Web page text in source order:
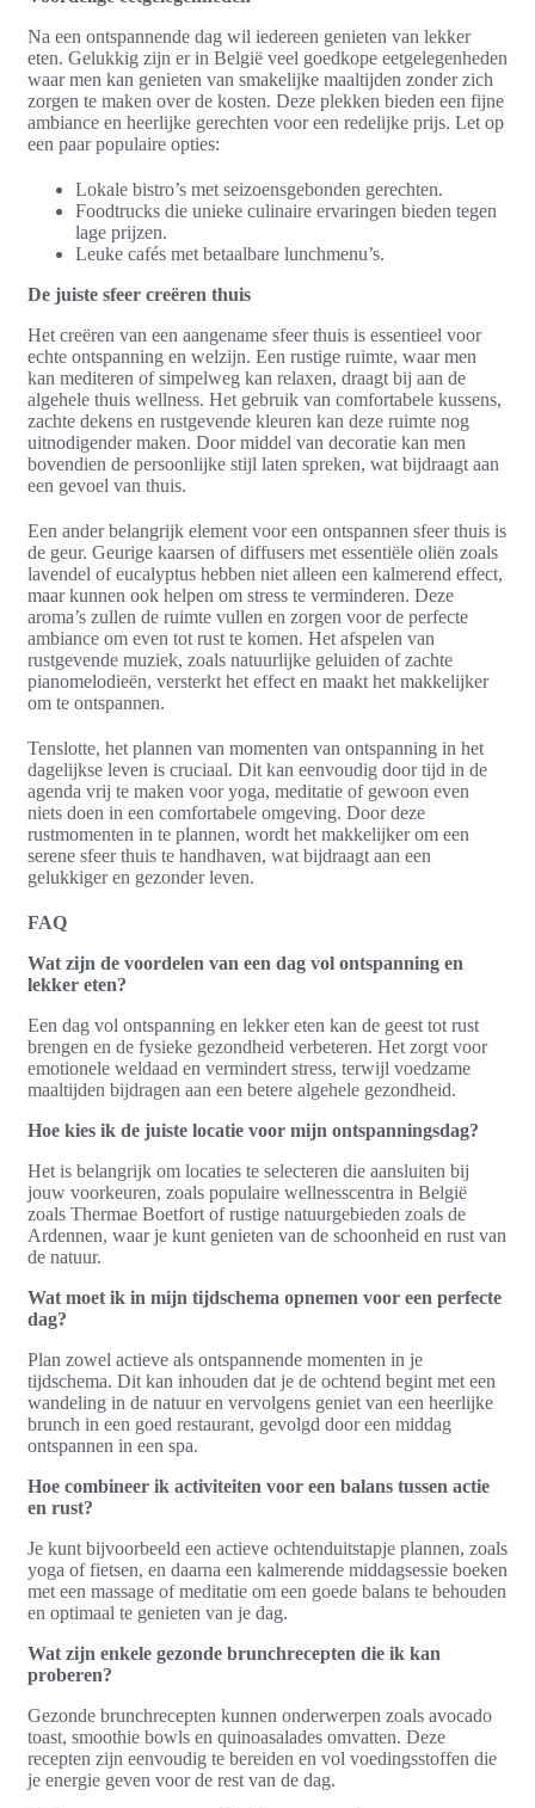
Na een ontspannende dag wil iedereen genieten van lekker
eten. Gelukkig zijn er in België veel goedkope eetgelegenheden
waar men kan genieten van smakelijke maaltijden zonder zich
zorgen te maken over de kosten. Deze plekken bieden een fijne
ambiance en heerlijke gerechten voor een redelijke prijs. Let op
een paar populaire opties:
Lokale bistro’s met seizoensgebonden gerechten.
Foodtrucks die unieke culinaire ervaringen bieden tegen
lage prijzen.
Leuke cafés met betaalbare lunchmenu’s.
De juiste sfeer creëren thuis
Het creëren van een aangename sfeer thuis is essentieel voor
echte ontspanning en welzijn. Een rustige ruimte, waar men
kan mediteren of simpelweg kan relaxen, draagt bij aan de
algehele thuis wellness. Het gebruik van comfortabele kussens,
zachte dekens en rustgevende kleuren kan deze ruimte nog
uitnodigender maken. Door middel van decoratie kan men
bovendien de persoonlijke stijl laten spreken, wat bijdraagt aan
een gevoel van thuis.
Een ander belangrijk element voor een ontspannen sfeer thuis is
de geur. Geurige kaarsen of diffusers met essentiële oliën zoals
lavendel of eucalyptus hebben niet alleen een kalmerend effect,
maar kunnen ook helpen om stress te verminderen. Deze
aroma’s zullen de ruimte vullen en zorgen voor de perfecte
ambiance om even tot rust te komen. Het afspelen van
rustgevende muziek, zoals natuurlijke geluiden of zachte
pianomelodieën, versterkt het effect en maakt het makkelijker
om te ontspannen.
Tenslotte, het plannen van momenten van ontspanning in het
dagelijkse leven is cruciaal. Dit kan eenvoudig door tijd in de
agenda vrij te maken voor yoga, meditatie of gewoon even
niets doen in een comfortabele omgeving. Door deze
rustmomenten in te plannen, wordt het makkelijker om een
serene sfeer thuis te handhaven, wat bijdraagt aan een
gelukkiger en gezonder leven.
FAQ
Wat zijn de voordelen van een dag vol ontspanning en
lekker eten?
Een dag vol ontspanning en lekker eten kan de geest tot rust
brengen en de fysieke gezondheid verbeteren. Het zorgt voor
emotionele weldaad en vermindert stress, terwijl voedzame
maaltijden bijdragen aan een betere algehele gezondheid.
Hoe kies ik de juiste locatie voor mijn ontspanningsdag?
Het is belangrijk om locaties te selecteren die aansluiten bij
jouw voorkeuren, zoals populaire wellnesscentra in België
zoals Thermae Boetfort of rustige natuurgebieden zoals de
Ardennen, waar je kunt genieten van de schoonheid en rust van
de natuur.
Wat moet ik in mijn tijdschema opnemen voor een perfecte
dag?
Plan zowel actieve als ontspannende momenten in je
tijdschema. Dit kan inhouden dat je de ochtend begint met een
wandeling in de natuur en vervolgens geniet van een heerlijke
brunch in een goed restaurant, gevolgd door een middag
ontspannen in een spa.
Hoe combineer ik activiteiten voor een balans tussen actie
en rust?
Je kunt bijvoorbeeld een actieve ochtenduitstapje plannen, zoals
yoga of fietsen, en daarna een kalmerende middagsessie boeken
met een massage of meditatie om een goede balans te behouden
en optimaal te genieten van je dag.
Wat zijn enkele gezonde brunchrecepten die ik kan
proberen?
Gezonde brunchrecepten kunnen onderwerpen zoals avocado
toast, smoothie bowls en quinoasalades omvatten. Deze
recepten zijn eenvoudig te bereiden en vol voedingsstoffen die
je energie geven voor de rest van de dag.